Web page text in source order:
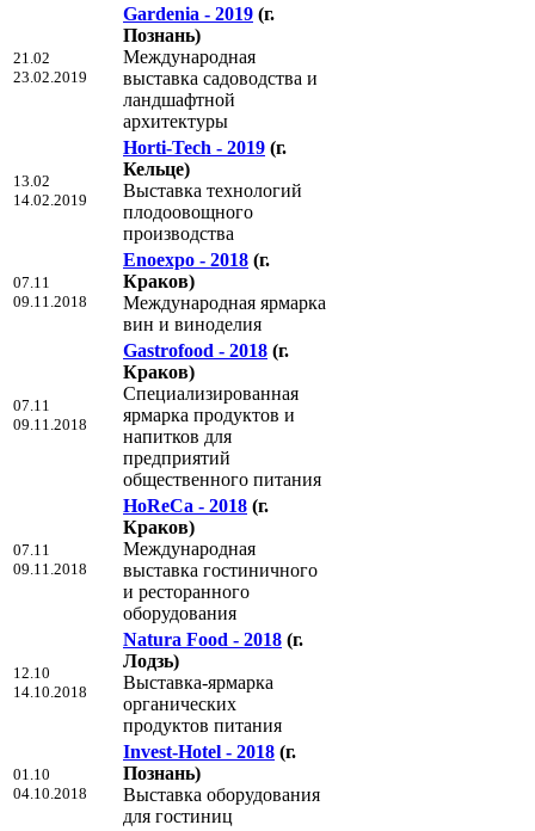
21.02
23.02.2019
Gardenia - 2019 (г.
Познань)
Международная
выставка садоводства и
ландшафтной
архитектуры
13.02
14.02.2019
Horti-Tech - 2019 (г.
Кельце)
Выставка технологий
плодоовощного
производства
07.11
09.11.2018
Enoexpo - 2018 (г.
Краков)
Международная ярмарка
вин и виноделия
07.11
09.11.2018
Gastrofood - 2018 (г.
Краков)
Специализированная
ярмарка продуктов и
напитков для
предприятий
общественного питания
07.11
09.11.2018
HoReCa - 2018 (г.
Краков)
Международная
выставка гостиничного
и ресторанного
оборудования
12.10
14.10.2018
Natura Food - 2018 (г.
Лодзь)
Выставка-ярмарка
органических
продуктов питания
01.10
04.10.2018
Invest-Hotel - 2018 (г.
Познань)
Выставка оборудования
для гостиниц